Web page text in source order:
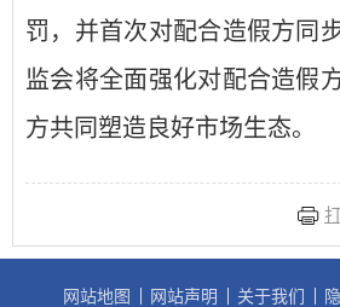
罚，并首次对配合造假方同
监会将全面强化对配合造假
方共同塑造良好市场生态。
网站地图 网站声明 关于我们